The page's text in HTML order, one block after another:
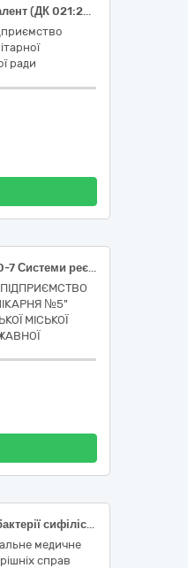
Спірометр Spirolab або еквівалент (ДК 021:2015: 33120000-7 «Системи реєстрації медичної інформації та дослідне обладнання»)
ради
ДК 021:2015 (CPV) : 33120000-7 Системи реєстрації медичної інформації та дослідне обладнання (Тести швидкі для контролю якості)
№5"
МІСЬКОЇ
Швидкий тест на виявлення бактерії сифілісу (код ДК 021:2015: 33120000-7 Системи реєстрації медичної інформації та дослідне обладнання; НК 024:2023: 51801 Treponema pallidum, загальні антитіла IVD, набір, імунохроматографічний тест, НК 031:2024: W0105090105 Сифіліс – швидкі тести і тести на місці)
медичне
справ